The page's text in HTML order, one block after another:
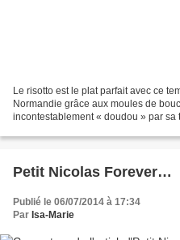
Le risotto est le plat parfait avec ce
Normandie grâce aux moules de
incontestablement « doudou » par sa
Petit Nicolas Forever…
Publié le 06/07/2014 à 17:34
Par Isa-Marie